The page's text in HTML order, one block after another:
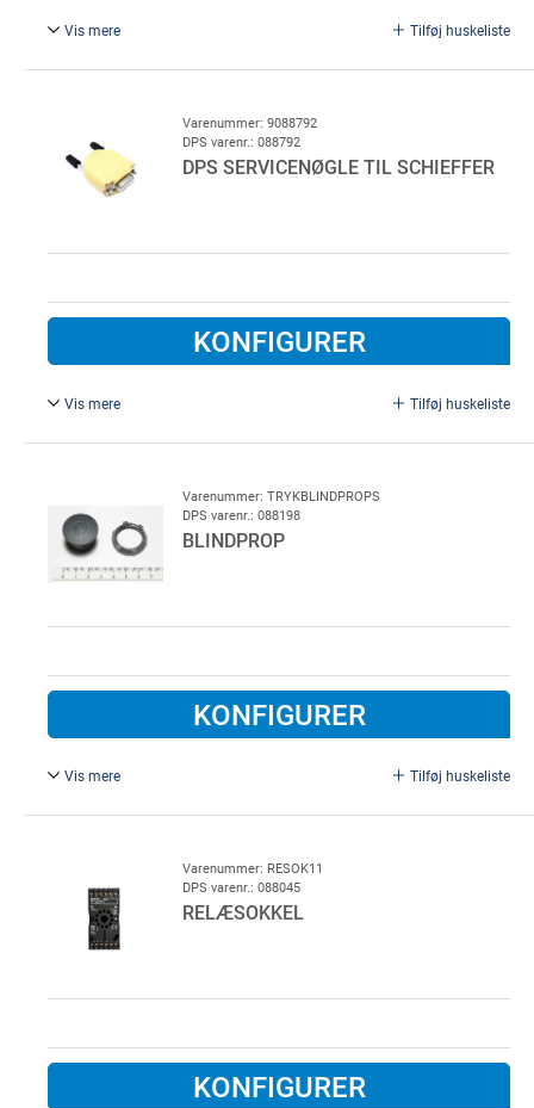
Vis mere Tilføj huskeliste
meter og RX; 1 meter. Inklusiv adapter til Ø 25 mm, samt
koblingskasse
Varenummer: 9088792
DPS varenr.: 088792
DPS SERVICENØGLE TIL SCHIEFFER
KONFIGURER
Vis mere Tilføj huskeliste
Varenummer: TRYKBLINDPROPS
DPS varenr.: 088198
BLINDPROP
KONFIGURER
Vis mere Tilføj huskeliste
Ø 22 mm, sort plast.
Varenummer: RESOK11
DPS varenr.: 088045
RELÆSOKKEL
KONFIGURER